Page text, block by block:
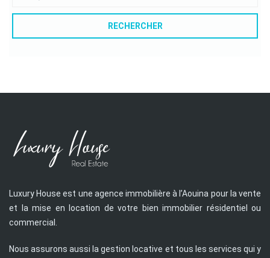
RECHERCHER
Luxury House est une agence immobilière à l’Aouina pour la vente
et la mise en location de votre bien immobilier résidentiel ou
commercial.
Nous assurons aussi la gestion locative et tous les services qui y